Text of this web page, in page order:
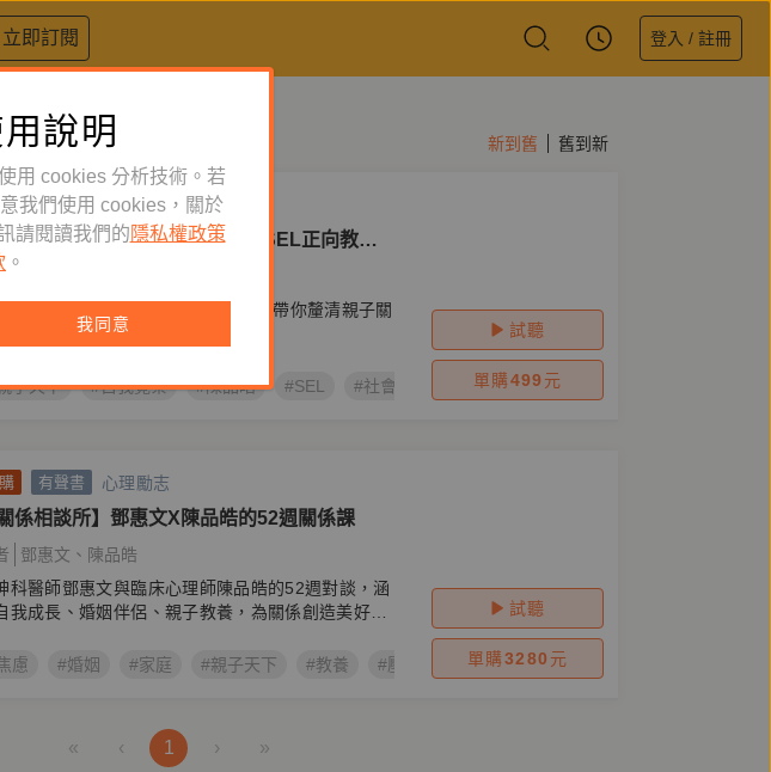
立即訂閱 登入 / 註冊
新到舊 舊到新
有聲書 心理勵志
係相談所】駱郁芬Ｘ陳品皓的SEL正向教養
有聲課程)【加贈課程重點＆金句桌布下載】
心理師 駱郁芬＆陳品皓，深入淺出帶你釐清親子關
情緒教養關鍵點。
子天下 #自我覺察 #陳品皓 #SEL #社會情緒學習 #正向教養
試聽
單購499 元
有聲書 心理勵志
關係相談所】鄧惠文X陳品皓的52週關係課
鄧惠文
陳品皓
科醫師鄧惠文與臨床心理師陳品皓的52週對談，涵
我成長、婚姻伴侶、親子教養，為關係創造美好連
慮
#婚姻 #家庭 #親子天下 #教養 #壓力 #情緒 #關係
試聽
單購3280 元
« ‹ 1 › »
說明
用 cookies 分析技術。若
我們使用 cookies，關於
請閱讀我們的 隱私權政策
。
我同意